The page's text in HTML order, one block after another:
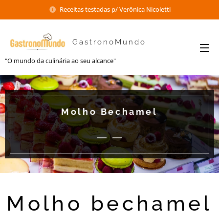
Receitas testadas p/ Verônica Nicoletti
GastronoMundo
"O mundo da culinária ao seu alcance"
Molho Bechamel
Molho bechamel